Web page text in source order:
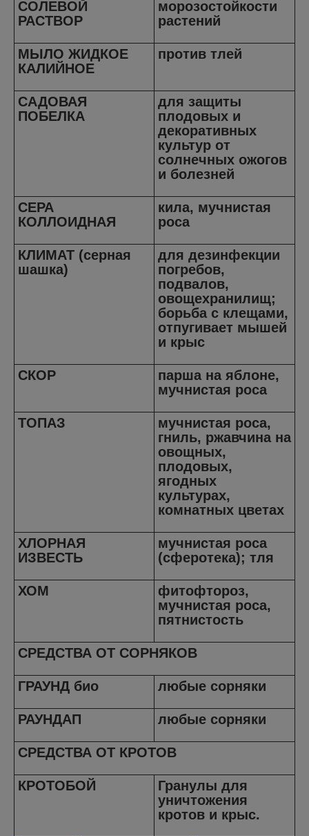
СОЛЕВОЙ
РАСТВОР
морозостойкости
растений
МЫЛО ЖИДКОЕ
КАЛИЙНОЕ
против тлей
САДОВАЯ
ПОБЕЛКА
для защиты
плодовых и
декоративных
культур от
солнечных ожогов
и болезней
СЕРА
КОЛЛОИДНАЯ
кила, мучнистая
роса
КЛИМАТ (серная
шашка)
для дезинфекции
погребов,
подвалов,
овощехранилищ;
борьба с клещами,
отпугивает мышей
и крыс
СКОР
парша на яблоне,
мучнистая роса
ТОПАЗ
мучнистая роса,
гниль, ржавчина на
овощных,
плодовых,
ягодных
культурах,
комнатных цветах
ХЛОРНАЯ
ИЗВЕСТЬ
мучнистая роса
(сферотека); тля
ХОМ
фитофтороз,
мучнистая роса,
пятнистость
СРЕДСТВА ОТ СОРНЯКОВ
ГРАУНД био любые сорняки
РАУНДАП любые сорняки
СРЕДСТВА ОТ КРОТОВ
КРОТОБОЙ
Гранулы для
уничтожения
кротов и крыс.